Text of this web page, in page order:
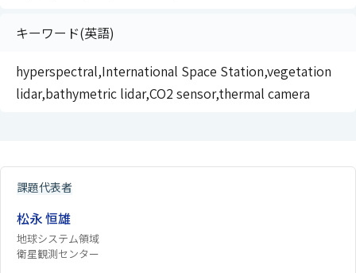
キーワード(英語)
hyperspectral,International Space Station,vegetation
lidar,bathymetric lidar,CO2 sensor,thermal camera
課題代表者
松永 恒雄
地球システム領域
衛星観測センター